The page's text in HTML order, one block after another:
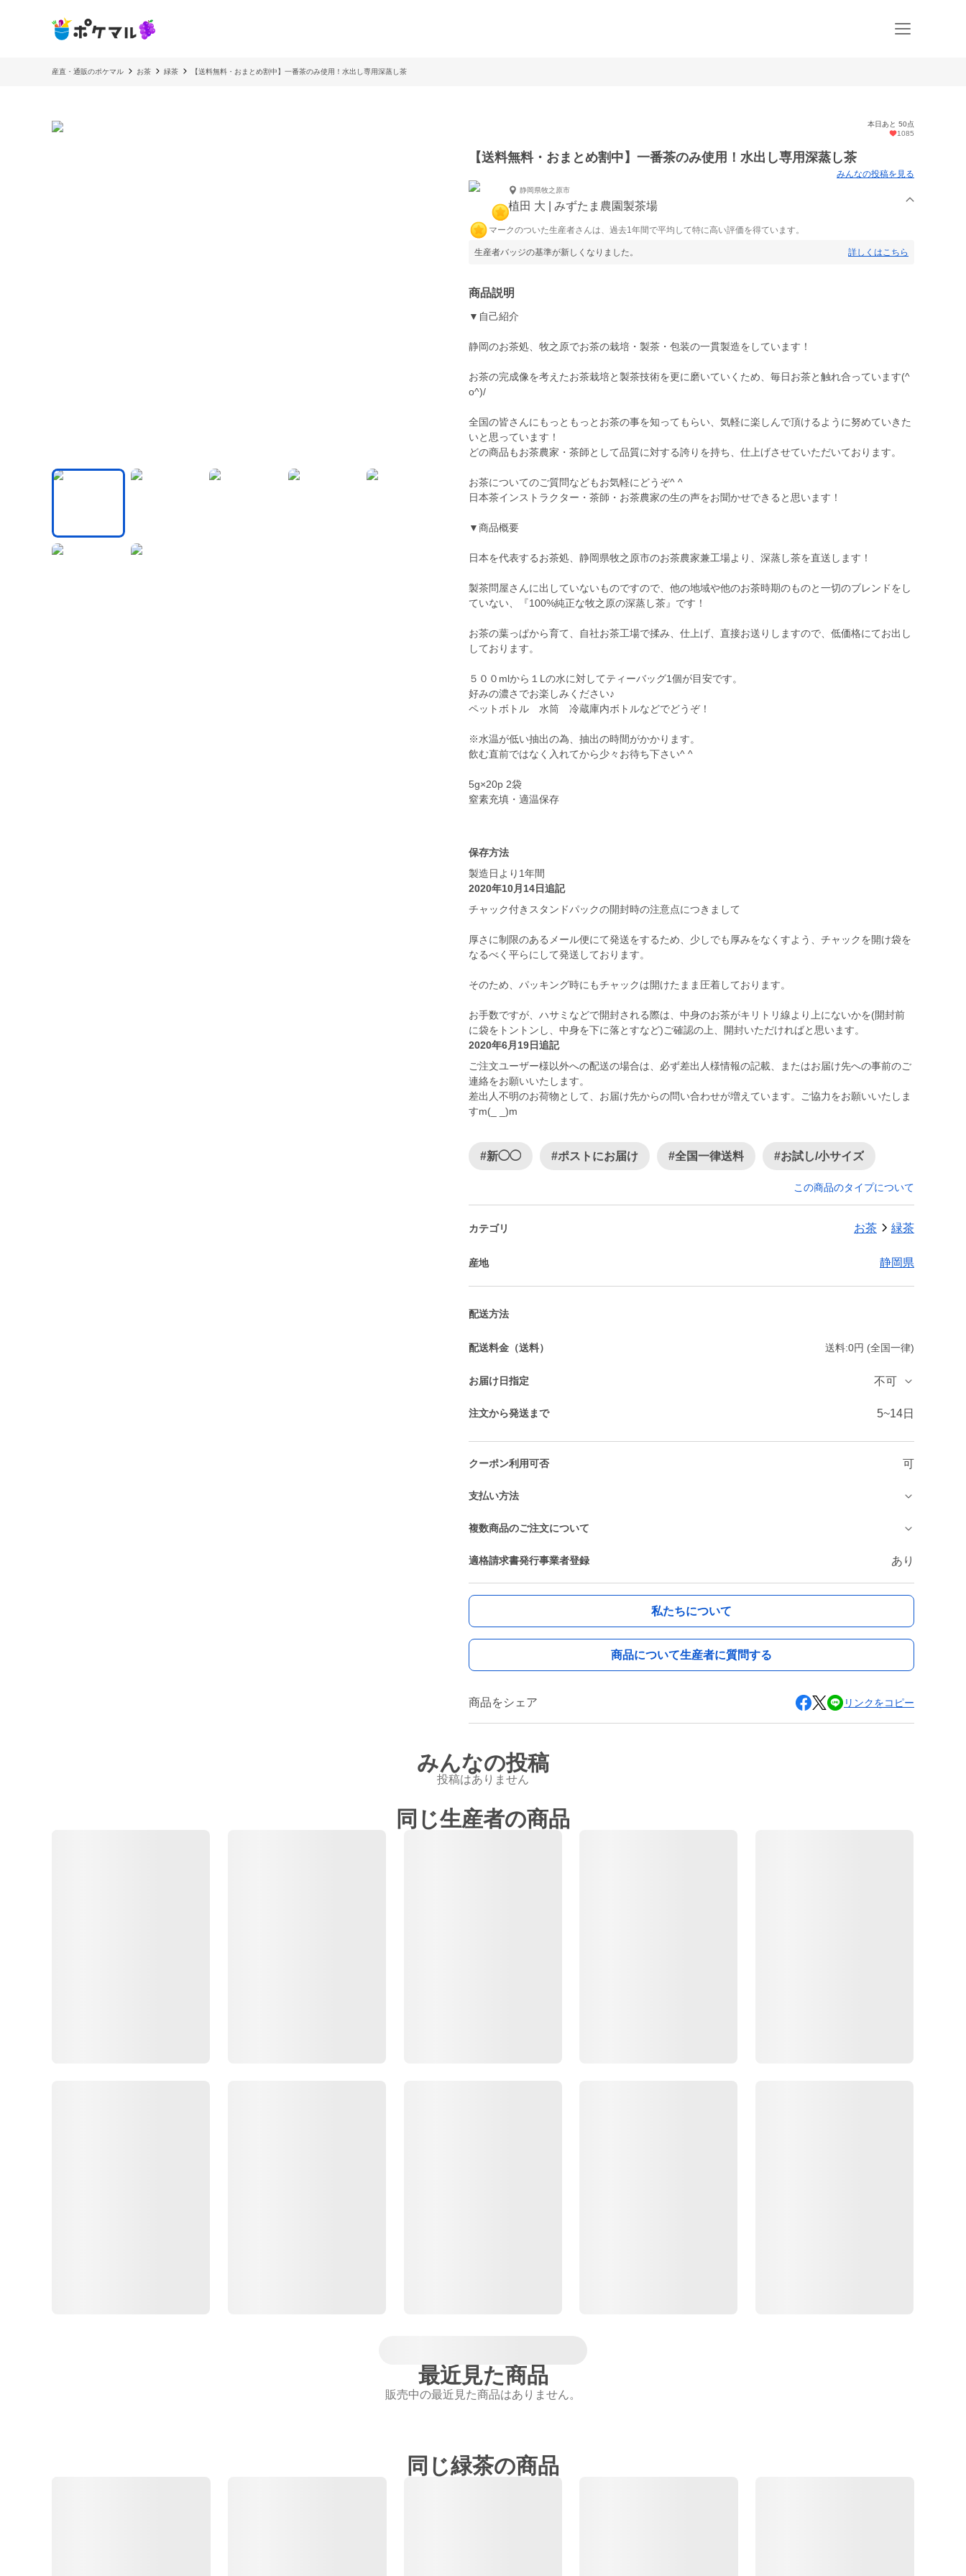
産直・通販のポケマル お茶 緑茶 【送料無料・おまとめ割中】一番茶のみ使用！水出し専用深蒸し茶
本日あと 50点
1085
【送料無料・おまとめ割中】一番茶のみ使用！水出し専用深蒸し茶
みんなの投稿を見る
静岡県牧之原市
植田 大 | みずたま農園製茶場
マークのついた生産者さんは、過去1年間で平均して特に高い評価を得ています。
生産者バッジの基準が新しくなりました。 詳しくはこちら
商品説明
▼自己紹介
静岡のお茶処、牧之原でお茶の栽培・製茶・包装の一貫製造をしています！
お茶の完成像を考えたお茶栽培と製茶技術を更に磨いていくため、毎日お茶と触れ合っています(^
o^)/
全国の皆さんにもっともっとお茶の事を知ってもらい、気軽に楽しんで頂けるように努めていきた
いと思っています！
どの商品もお茶農家・茶師として品質に対する誇りを持ち、仕上げさせていただいております。
お茶についてのご質問などもお気軽にどうぞ^ ^
日本茶インストラクター・茶師・お茶農家の生の声をお聞かせできると思います！
▼商品概要
日本を代表するお茶処、静岡県牧之原市のお茶農家兼工場より、深蒸し茶を直送します！
製茶問屋さんに出していないものですので、他の地域や他のお茶時期のものと一切のブレンドをし
ていない、『100%純正な牧之原の深蒸し茶』です！
お茶の葉っぱから育て、自社お茶工場で揉み、仕上げ、直接お送りしますので、低価格にてお出し
しております。
５００mlから１Lの水に対してティーバッグ1個が目安です。
好みの濃さでお楽しみください♪
ペットボトル 水筒 冷蔵庫内ボトルなどでどうぞ！
※水温が低い抽出の為、抽出の時間がかかります。
飲む直前ではなく入れてから少々お待ち下さい^ ^
5g×20p 2袋
窒素充填・適温保存
保存方法
製造日より1年間
2020年10月14日追記
チャック付きスタンドパックの開封時の注意点につきまして
厚さに制限のあるメール便にて発送をするため、少しでも厚みをなくすよう、チャックを開け袋を
なるべく平らにして発送しております。
そのため、パッキング時にもチャックは開けたまま圧着しております。
お手数ですが、ハサミなどで開封される際は、中身のお茶がキリトリ線より上にないかを(開封前
に袋をトントンし、中身を下に落とすなど)ご確認の上、開封いただければと思います。
2020年6月19日追記
ご注文ユーザー様以外への配送の場合は、必ず差出人様情報の記載、またはお届け先への事前のご
連絡をお願いいたします。
差出人不明のお荷物として、お届け先からの問い合わせが増えています。ご協力をお願いいたしま
すm(_ _)m
#新◯◯ #ポストにお届け #全国一律送料 #お試し/小サイズ
この商品のタイプについて
カテゴリ お茶 緑茶
産地 静岡県
配送方法
配送料金（送料） 送料:0円 (全国一律)
お届け日指定 不可
注文から発送まで 5~14日
クーポン利用可否 可
支払い方法
複数商品のご注文について
適格請求書発行事業者登録 あり
私たちについて
商品について生産者に質問する
商品をシェア リンクをコピー
みんなの投稿
投稿はありません
同じ生産者の商品
最近見た商品
販売中の最近見た商品はありません。
同じ緑茶の商品